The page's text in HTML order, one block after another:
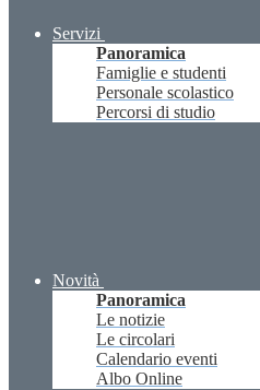
Servizi
Panoramica
Famiglie e studenti
Personale scolastico
Percorsi di studio
Novità
Panoramica
Le notizie
Le circolari
Calendario eventi
Albo Online